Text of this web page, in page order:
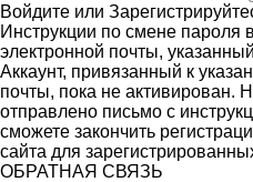
Войдите или
Инструкции по смене пароля
электронной почты,
Аккаунт, привязанный к
почты, пока не активирован.
отправлено письмо с
сможете закончить
сайта для
ОБРАТНАЯ СВЯЗЬ